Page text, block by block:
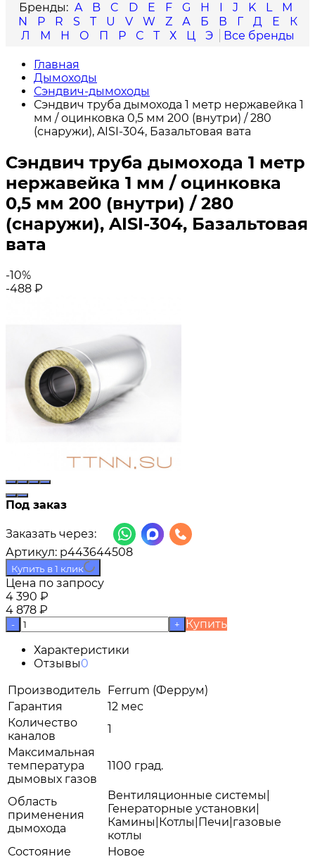
A
B C D E F G H I J K L
M
N
P R S T U V W Z А Б В Г Д Е
К
Л
М Н О П Р С Т Х Ц Э
Главная
Дымоходы
Сэндвич-дымоходы
Сэндвич труба дымохода 1 метр нержавейка 1
мм / оцинковка 0,5 мм 200 (внутри) / 280
(снаружи), AISI-304, Базальтовая вата
Сэндвич труба дымохода 1 метр
нержавейка 1 мм / оцинковка
0,5 мм 200 (внутри) / 280
(снаружи), AISI-304, Базальтовая
вата
-10%
-488 ₽
Под заказ
Заказать через:
Артикул: p443644508
Купить в 1 клик
Цена по запросу
4 390 ₽
4 878 ₽
- +
Купить
Характеристики
Отзывы0
Производитель Ferrum (Феррум)
Гарантия
12 мес
Количество
каналов
1
Максимальная
температура
дымовых газов
1100 град.
Область
применения
дымохода
Вентиляционные системы|
Генераторные установки|
Камины|Котлы|Печи|газовые
котлы
Состояние
Новое